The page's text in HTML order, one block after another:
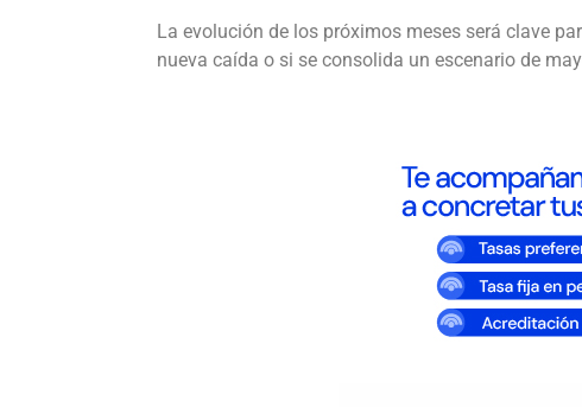
La evolución de los próximos meses será clave
nueva caída o si se consolida un escenario de